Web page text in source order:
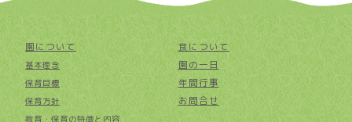
園について
基本理念
保育目標
保育方針
教育・保育の特徴と内容
食について
園の一日
年間行事
お問合せ